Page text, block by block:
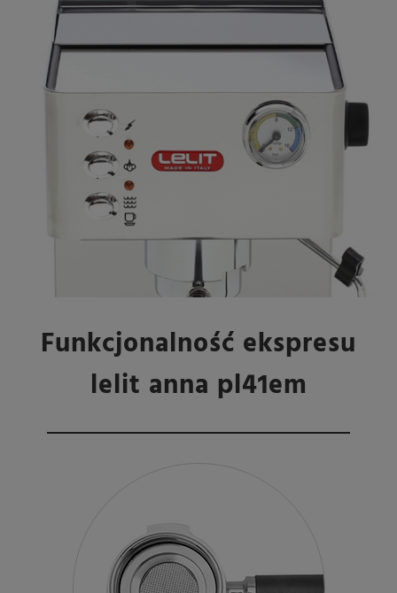
Funkcjonalność ekspresu
lelit anna pl41em